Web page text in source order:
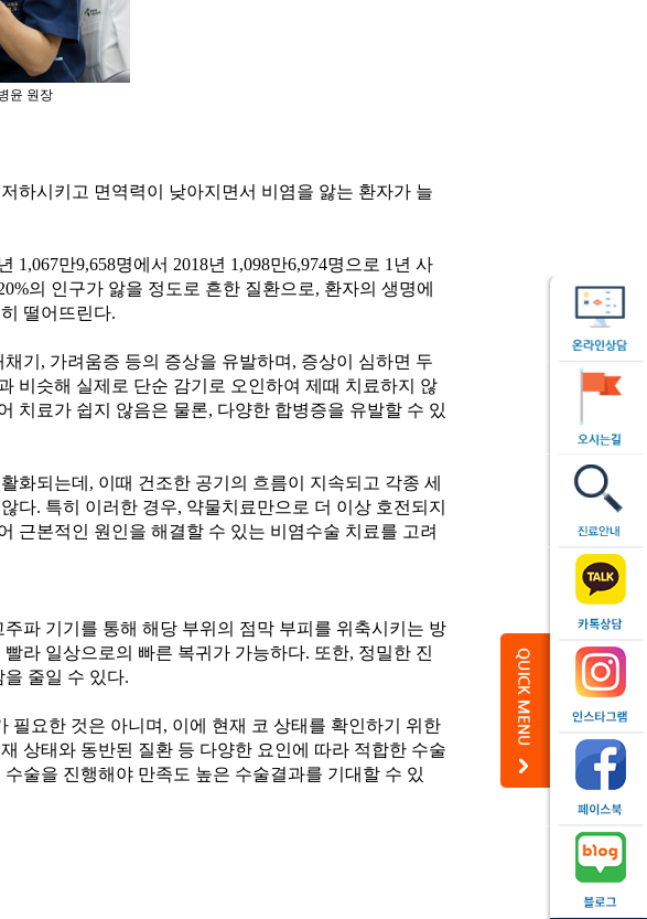
윤 원장
하시키고 면역력이 낮아지면서 비염을 앓는 환자가 늘
만9,658명에서 2018년 1,098만6,974명으로 1년 사
의 인구가 앓을 정도로 흔한 질환으로, 환자의 생명에
떨어뜨린다.
기, 가려움증 등의 증상을 유발하며, 증상이 심하면 두
비슷해 실제로 단순 감기로 오인하여 제때 치료하지 않
치료가 쉽지 않음은 물론, 다양한 합병증을 유발할 수 있
화되는데, 이때 건조한 공기의 흐름이 지속되고 각종 세
다. 특히 이러한 경우, 약물치료만으로 더 이상 호전되지
근본적인 원인을 해결할 수 있는 비염수술 치료를 고려
파 기기를 통해 해당 부위의 점막 부피를 위축시키는 방
라 일상으로의 빠른 복귀가 가능하다. 또한, 정밀한 진
줄일 수 있다.
필요한 것은 아니며, 이에 현재 코 상태를 확인하기 위한
상태와 동반된 질환 등 다양한 요인에 따라 적합한 수술
술을 진행해야 만족도 높은 수술결과를 기대할 수 있